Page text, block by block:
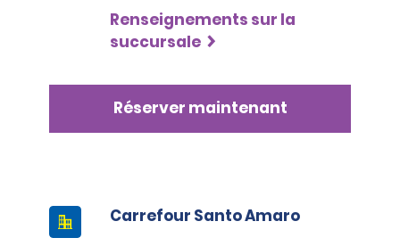
Renseignements sur la
succursale
Réserver maintenant
Carrefour Santo Amaro